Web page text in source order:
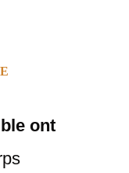
ont